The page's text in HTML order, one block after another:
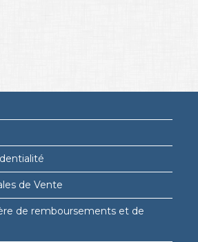
de Vente
de remboursements et de